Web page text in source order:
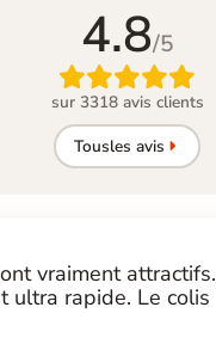
4.8/5

sur 3318 avis clients
Tousles avis
vraiment attractifs.
ultra rapide. Le colis